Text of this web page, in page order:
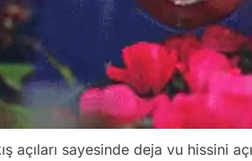
açıları sayesinde deja vu hissini